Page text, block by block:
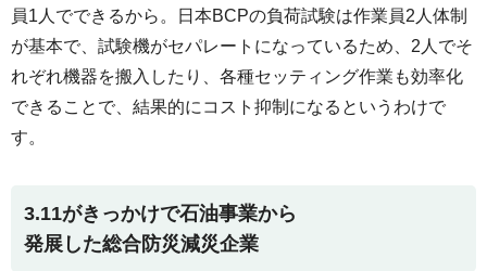
員1人でできるから。日本BCPの負荷試験は作業員2人体制
が基本で、試験機がセパレートになっているため、2人でそ
れぞれ機器を搬入したり、各種セッティング作業も効率化
できることで、結果的にコスト抑制になるというわけで
す。
3.11がきっかけで石油事業から
発展した総合防災減災企業